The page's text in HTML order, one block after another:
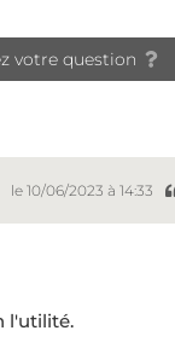
votre question
le 10/06/2023 à 14:33
l'utilité.